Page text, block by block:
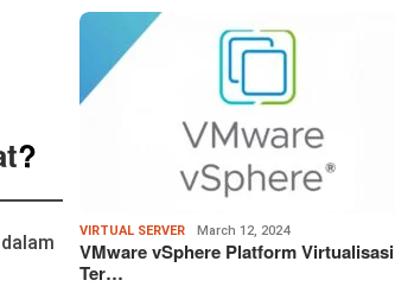
?
VIRTUAL SERVER March 12, 2024
VMware vSphere Platform Virtualisasi
Ter…